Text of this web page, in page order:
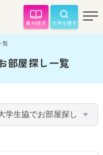
資料請求 大学を探す
覧
部屋探し一覧